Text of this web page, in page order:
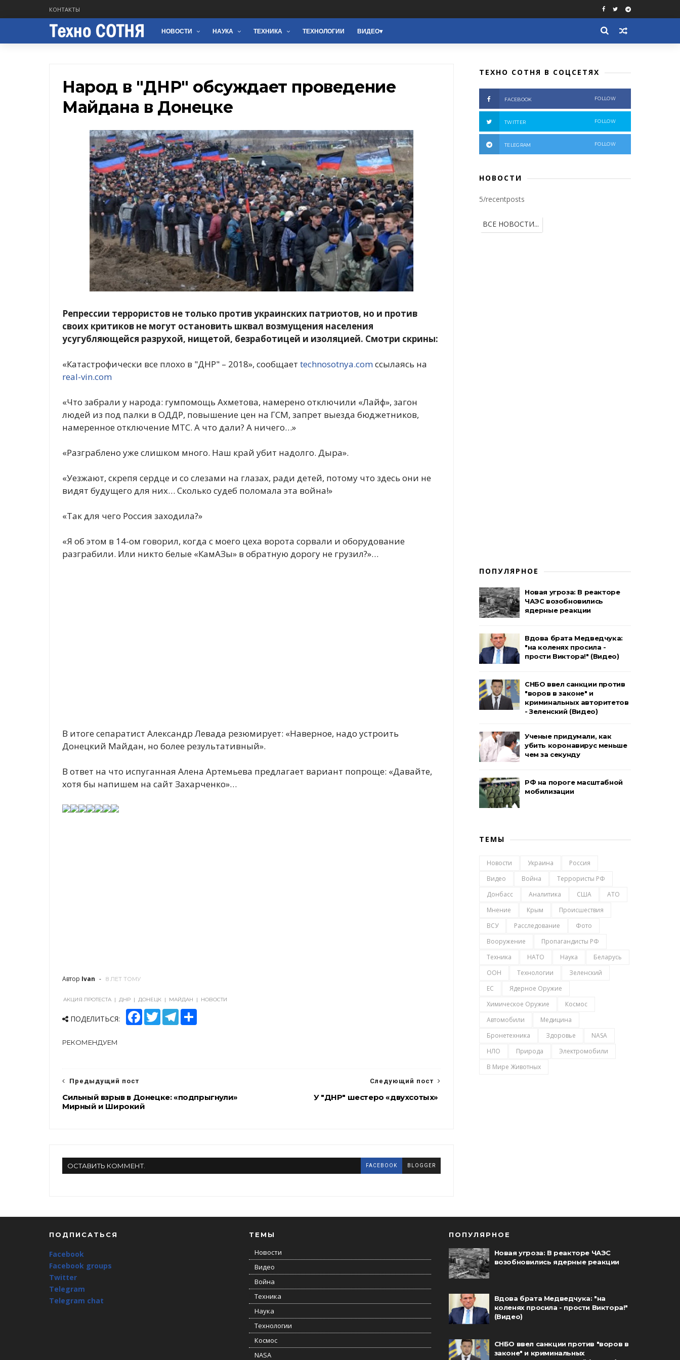
КОНТАКТЫ
НОВОСТИ НАУКА ТЕХНИКА ТЕХНОЛОГИИ ВИДЕО
Народ в "ДНР" обсуждает проведение
Майдана в Донецке
Репрессии террористов не только против украинских патриотов, но и против
своих критиков не могут остановить шквал возмущения населения
усугубляющейся разрухой, нищетой, безработицей и изоляцией. Смотри скрины:
«Катастрофически все плохо в "ДНР" – 2018», сообщает technosotnya.comссылаясь на
real-vin.com
«Что забрали у народа: гумпомощь Ахметова, намерено отключили «Лайф», загон
людей из под палки в ОДДР, повышение цен на ГСМ, запрет выезда бюджетников,
намеренное отключение МТС. А что дали? А ничего…»
«Разграблено уже слишком много. Наш край убит надолго. Дыра».
«Уезжают, скрепя сердце и со слезами на глазах, ради детей, потому что здесь они не
видят будущего для них… Сколько судеб поломала эта война!»
«Так для чего Россия заходила?»
«Я об этом в 14-ом говорил, когда с моего цеха ворота сорвали и оборудование
разграбили. Или никто белые «КамАЗы» в обратную дорогу не грузил?»…
В итоге сепаратист Александр Левада резюмирует: «Наверное, надо устроить
Донецкий Майдан, но более результативный».
В ответ на что испуганная Алена Артемьева предлагает вариант попроще: «Давайте,
хотя бы напишем на сайт Захарченко»…
Автор Ivan 8 ЛЕТ ТОМУ
АКЦИЯ ПРОТЕСТА | ДНР | ДОНЕЦК | МАЙДАН | НОВОСТИ
ПОДЕЛИТЬСЯ:
F
T
w
T
РЕКОМЕНДУЕМ
Следующий пост
У "ДНР" шестеро «двухсотых»
Предыдущий пост
Сильный взрыв в Донецке: «подпрыгнули»
Мирный и Широкий
ОСТАВИТЬ КОММЕНТ. FACEBOOK BLOGGER
ТЕХНО СОТНЯ В СОЦСЕТЯХ
FACEBOOK FOLLOW
TWITTER FOLLOW
TELEGRAM FOLLOW
НОВОСТИ
5/recentposts
ВСЕ НОВОСТИ...
ПОПУЛЯРНОЕ
Новая угроза: В реакторе
ЧАЭС возобновились
ядерные реакции
Вдова брата Медведчука:
"на коленях просила -
прости Виктора!" (Видео)
СНБО ввел санкции против
"воров в законе" и
криминальных авторитетов
- Зеленский (Видео)
Ученые придумали, как
убить коронавирус меньше
чем за секунду
РФ на пороге масштабной
мобилизации
ТЕМЫ
Новости Украина
Россия
Видео
Война
Террористы РФ
Донбасс
Аналитика США
АТО
Мнение
Крым
Происшествия
ВСУ
Расследование
Фото
Вооружение
Пропагандисты РФ
Техника
НАТО Наука
Беларусь
ООН
Технологии
Зеленский
ЕС
Ядерное Оружие
Химическое Оружие
Космос
Автомобили
Медицина
Бронетехника
Здоровье
NASA
НЛО
Природа
Электромобили
В Мире Животных
ПОДПИСАТЬСЯ
Facebook
Facebook groups
Twitter
Telegram
Telegram chat
ТЕМЫ
Новости
Видео
Война
Техника
Наука
Технологии
Космос
NASA
ПОПУЛЯРНОЕ
Новая угроза: В реакторе ЧАЭС
возобновились ядерные реакции
Вдова брата Медведчука: "на
коленях просила - прости Виктора!"
(Видео)
СНБО ввел санкции против "воров в
законе" и криминальных